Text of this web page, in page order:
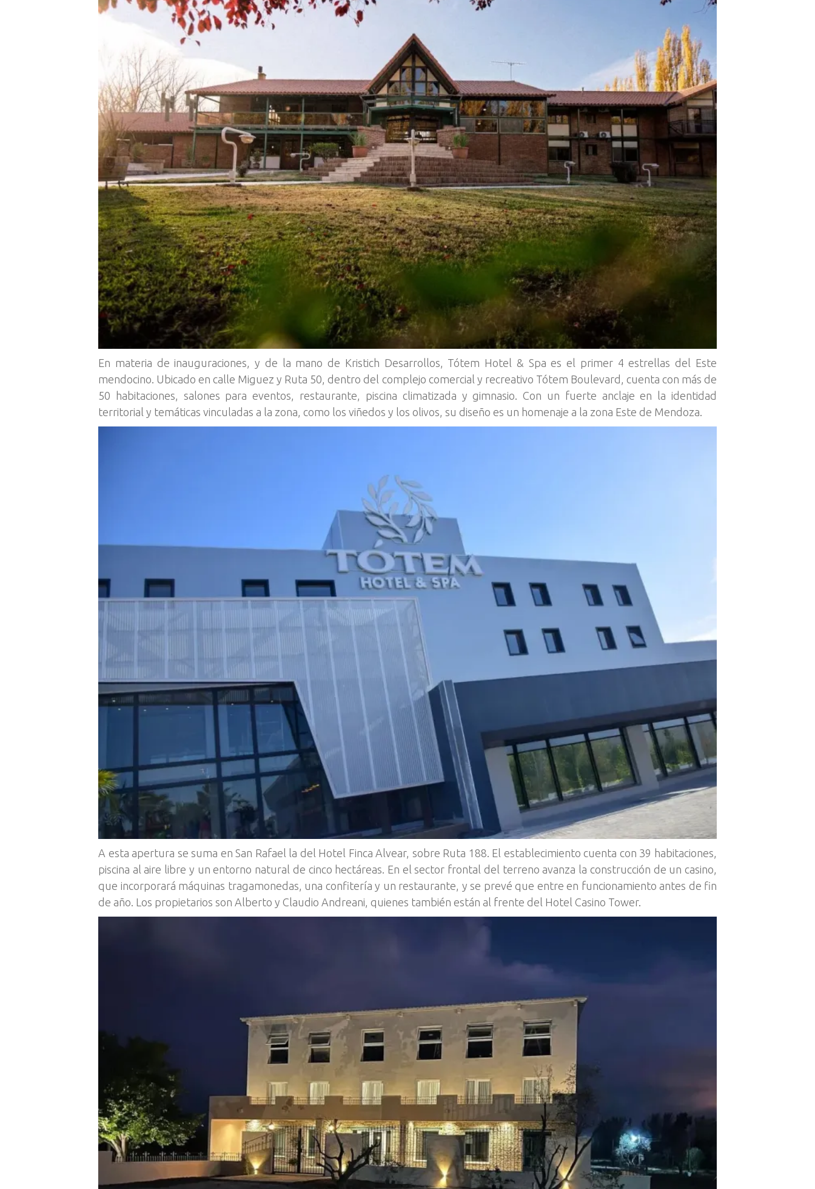
En materia de inauguraciones, y de la mano de Kristich Desarrollos, Tótem Hotel & Spa es el primer 4 estrellas del Este
mendocino. Ubicado en calle Miguez y Ruta 50, dentro del complejo comercial y recreativo Tótem Boulevard, cuenta con más de
50 habitaciones, salones para eventos, restaurante, piscina climatizada y gimnasio. Con un fuerte anclaje en la identidad
territorial y temáticas vinculadas a la zona, como los viñedos y los olivos, su diseño es un homenaje a la zona Este de Mendoza.
A esta apertura se suma en San Rafael la del Hotel Finca Alvear, sobre Ruta 188. El establecimiento cuenta con 39 habitaciones,
piscina al aire libre y un entorno natural de cinco hectáreas. En el sector frontal del terreno avanza la construcción de un casino,
que incorporará máquinas tragamonedas, una confitería y un restaurante, y se prevé que entre en funcionamiento antes de fin
de año. Los propietarios son Alberto y Claudio Andreani, quienes también están al frente del Hotel Casino Tower.